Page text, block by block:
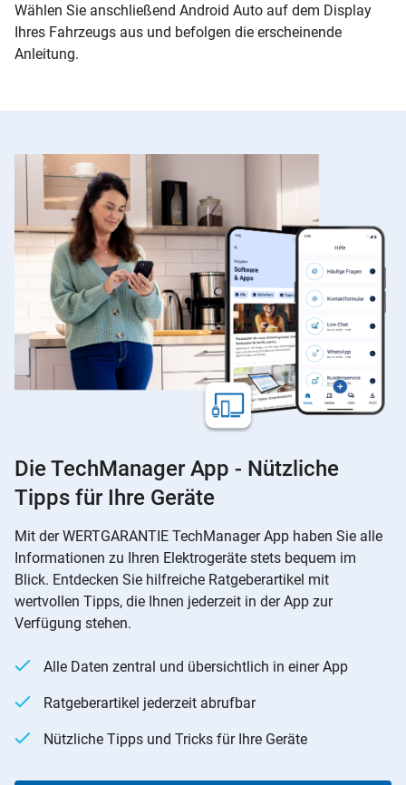
Wählen Sie anschließend Android Auto auf dem Display
Ihres Fahrzeugs aus und befolgen die erscheinende
Anleitung.
Die TechManager App - Nützliche
Tipps für Ihre Geräte
Mit der WERTGARANTIE TechManager App haben Sie alle
Informationen zu Ihren Elektrogeräte stets bequem im
Blick. Entdecken Sie hilfreiche Ratgeberartikel mit
wertvollen Tipps, die Ihnen jederzeit in der App zur
Verfügung stehen.
Alle Daten zentral und übersichtlich in einer App
Ratgeberartikel jederzeit abrufbar
Nützliche Tipps und Tricks für Ihre Geräte